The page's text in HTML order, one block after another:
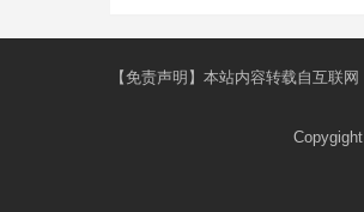
【免责声明】本站内容转载自互联